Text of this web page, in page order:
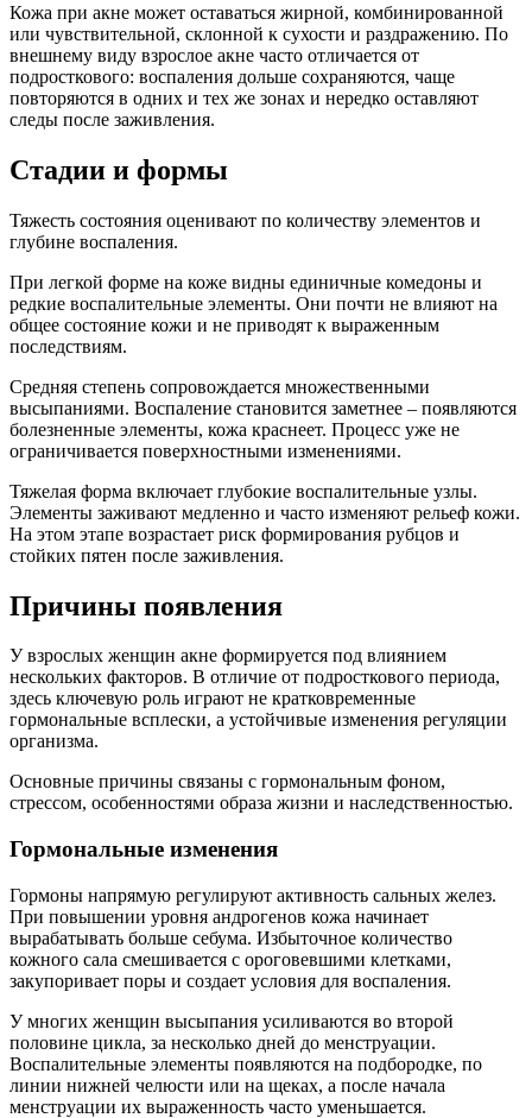
Кожа при акне может оставаться жирной, комбинированной
или чувствительной, склонной к сухости и раздражению. По
внешнему виду взрослое акне часто отличается от
подросткового: воспаления дольше сохраняются, чаще
повторяются в одних и тех же зонах и нередко оставляют
следы после заживления.
Стадии и формы
Тяжесть состояния оценивают по количеству элементов и
глубине воспаления.
При легкой форме на коже видны единичные комедоны и
редкие воспалительные элементы. Они почти не влияют на
общее состояние кожи и не приводят к выраженным
последствиям.
Средняя степень сопровождается множественными
высыпаниями. Воспаление становится заметнее – появляются
болезненные элементы, кожа краснеет. Процесс уже не
ограничивается поверхностными изменениями.
Тяжелая форма включает глубокие воспалительные узлы.
Элементы заживают медленно и часто изменяют рельеф кожи.
На этом этапе возрастает риск формирования рубцов и
стойких пятен после заживления.
Причины появления
У взрослых женщин акне формируется под влиянием
нескольких факторов. В отличие от подросткового периода,
здесь ключевую роль играют не кратковременные
гормональные всплески, а устойчивые изменения регуляции
организма.
Основные причины связаны с гормональным фоном,
стрессом, особенностями образа жизни и наследственностью.
Гормональные изменения
Гормоны напрямую регулируют активность сальных желез.
При повышении уровня андрогенов кожа начинает
вырабатывать больше себума. Избыточное количество
кожного сала смешивается с ороговевшими клетками,
закупоривает поры и создает условия для воспаления.
У многих женщин высыпания усиливаются во второй
половине цикла, за несколько дней до менструации.
Воспалительные элементы появляются на подбородке, по
линии нижней челюсти или на щеках, а после начала
менструации их выраженность часто уменьшается.